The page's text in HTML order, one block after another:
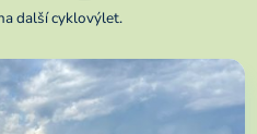
další cyklovýlet.